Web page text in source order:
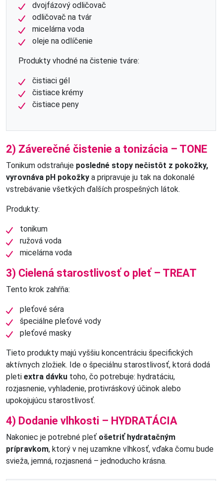
dvojfázový odličovač
odličovač na tvár
micelárna voda
oleje na odlíčenie
Produkty vhodné na čistenie tváre:
čistiaci gél
čistiace krémy
čistiace peny
2) Záverečné čistenie a tonizácia – TONE
Tonikum odstraňuje posledné stopy nečistôt z pokožky,
vyrovnáva pH pokožky a pripravuje ju tak na dokonalé
vstrebávanie všetkých ďalších prospešných látok.
Produkty:
tonikum
ružová voda
micelárna voda
3) Cielená starostlivosť o pleť – TREAT
Tento krok zahŕňa:
pleťové séra
špeciálne pleťové vody
pleťové masky
Tieto produkty majú vyššiu koncentráciu špecifických
aktívnych zložiek. Ide o špeciálnu starostlivosť, ktorá dodá
pleti extra dávku toho, čo potrebuje: hydratáciu,
rozjasnenie, vyhladenie, protivráskový účinok alebo
upokojujúcu starostlivosť.
4) Dodanie vlhkosti – HYDRATÁCIA
Nakoniec je potrebné pleť ošetriť hydratačným
prípravkom, ktorý v nej uzamkne vlhkosť, vďaka čomu bude
svieža, jemná, rozjasnená – jednoducho krásna.